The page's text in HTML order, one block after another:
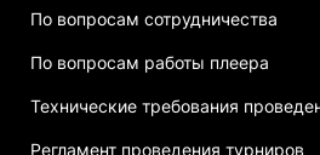
По вопросам сотрудничества
По вопросам работы плеера
Технические требования
Регламент проведения турниров